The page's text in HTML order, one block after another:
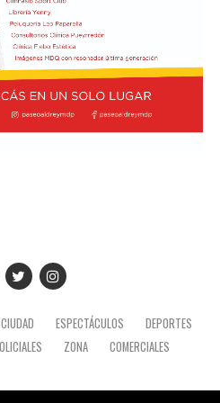
San Lorenzo a la
del Vaticano que podría
del club.
el canciller Mauro
mandatario argentino
Por su parte, Brasil decidió
el país al nivel de
de prensa
el conflicto a una
El funcionario sostuvo que
preservar el vínculo entre
militar en la costa
CIUDAD ESPECTÁCULOS
DEPORTES
ZONA COMERCIALES